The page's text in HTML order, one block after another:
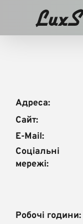
Адреса:
Сайт:
E-Mail:
Соціальні
мережі:
Робочі години: